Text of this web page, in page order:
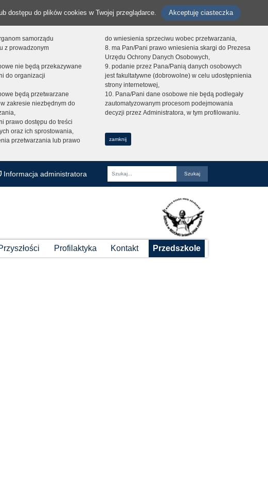
dostępu do plików cookies w Twojej przeglądarce. Akceptuję ciasteczka
samorządu
z prowadzonym
nie będą przekazywane
do organizacji
będą przetwarzane
zakresie niezbędnym do
prawo dostępu do treści
oraz ich sprostowania,
przetwarzania lub prawo
do wniesienia sprzeciwu wobec przetwarzania,
8. ma Pan/Pani prawo wniesienia skargi do Prezesa
Urzędu Ochrony Danych Osobowych,
9. podanie przez Pana/Panią danych osobowych
jest fakultatywne (dobrowolne) w celu udostępnienia
strony internetowej,
10. Pana/Pani dane osobowe nie będą podlegały
zautomatyzowanym procesom podejmowania
decyzji przez Administratora, w tym profilowaniu.
zamknij
Informacja administratora
Fraza
Profilaktyka Kontakt Przedszkole